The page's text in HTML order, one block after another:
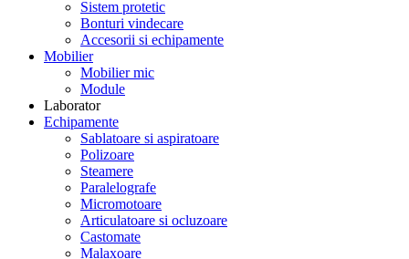
Sistem protetic
Bonturi vindecare
Accesorii si echipamente
Mobilier
Mobilier mic
Module
Laborator
Echipamente
Sablatoare si aspiratoare
Polizoare
Steamere
Paralelografe
Micromotoare
Articulatoare si ocluzoare
Castomate
Malaxoare